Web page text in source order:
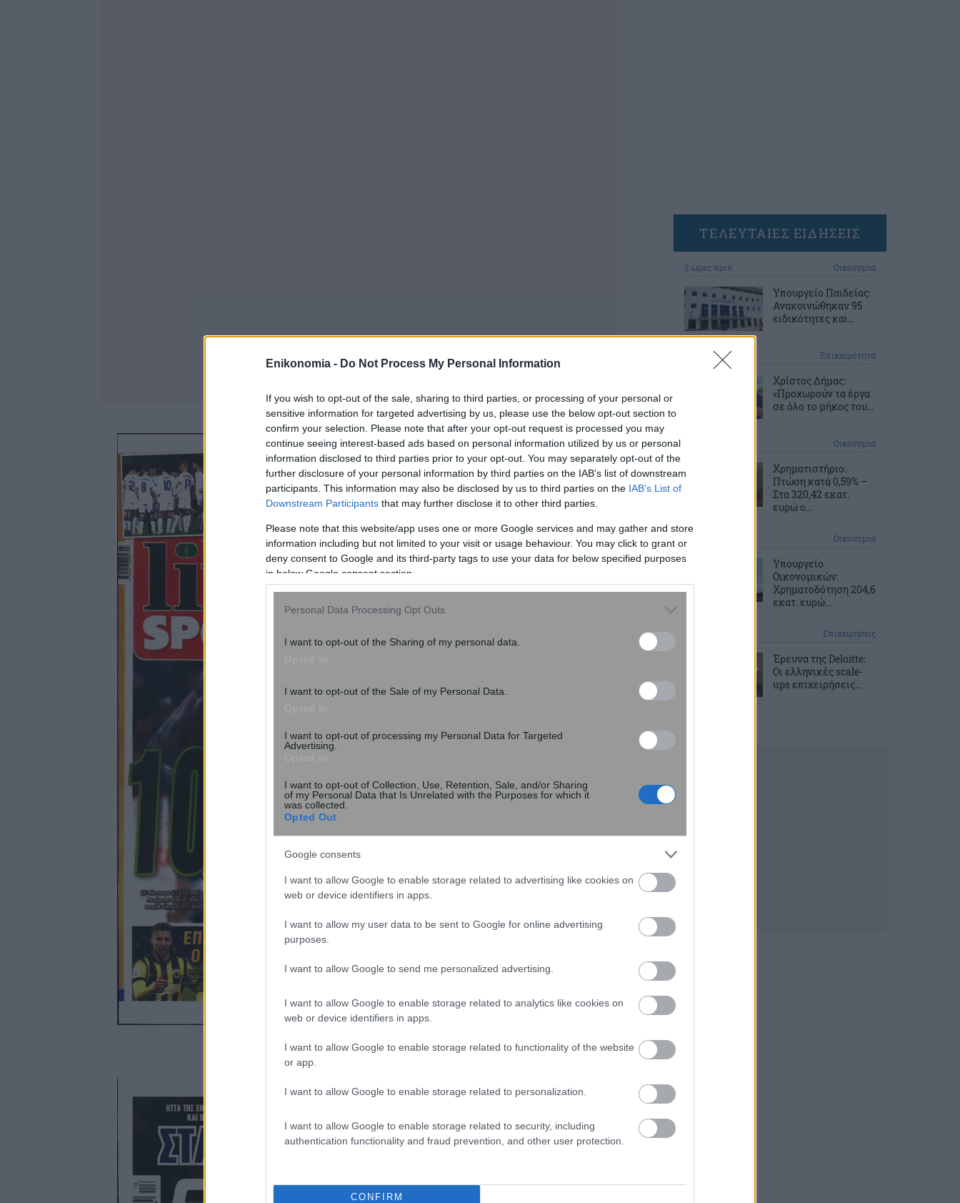
Enikonomia - Do Not Process My Personal Information
If you wish to opt-out of the sale, sharing to third parties, or processing of your personal or
sensitive information for targeted advertising by us, please use the below opt-out section to
confirm your selection. Please note that after your opt-out request is processed you may
continue seeing interest-based ads based on personal information utilized by us or personal
information disclosed to third parties prior to your opt-out. You may separately opt-out of the
further disclosure of your personal information by third parties on the IAB’s list of downstream
participants. This information may also be disclosed by us to third parties on the IAB’s List of
Downstream Participants that may further disclose it to other third parties.
Please note that this website/app uses one or more Google services and may gather and store
information including but not limited to your visit or usage behaviour. You may click to grant or
deny consent to Google and its third-party tags to use your data for below specified purposes
in below Google consent section.
Personal Data Processing Opt Outs
I want to opt-out of the Sharing of my personal data.
I want to opt-out of the Sale of my Personal Data.
I want to opt-out of processing my Personal Data for Targeted
Advertising.
I want to opt-out of Collection, Use, Retention, Sale, and/or Sharing
of my Personal Data that Is Unrelated with the Purposes for which it
was collected.
Opted Out
Google consents
I want to allow Google to enable storage related to advertising like cookies on
web or device identifiers in apps.
I want to allow my user data to be sent to Google for online advertising
purposes.
I want to allow Google to send me personalized advertising.
I want to allow Google to enable storage related to analytics like cookies on
web or device identifiers in apps.
I want to allow Google to enable storage related to functionality of the website
or app.
I want to allow Google to enable storage related to personalization.
I want to allow Google to enable storage related to security, including
authentication functionality and fraud prevention, and other user protection.
CONFIRM
ΤΕΛΕΥΤΑΙΕΣ ΕΙΔΗΣΕΙΣ
3 ώρες πριν Οικονομία
Υπουργείο Παιδείας:
Ανακοινώθηκαν 95
ειδικότητες και...
4 ώρες πριν Επικαιρότητα
Χρίστος Δήμας:
«Προχωρούν τα έργα
σε όλο το μήκος του...
Οικονομία
Χρηματιστήριο:
Πτώση κατά 0,59% –
Στα 320,42 εκατ.
ευρώ ο...
Οικονομία
Υπουργείο
Οικονομικών:
Χρηματοδότηση 204,6
εκατ. ευρώ...
Επιχειρήσεις
Έρευνα της Deloitte:
Οι ελληνικές scale-
ups επιχειρήσεις...